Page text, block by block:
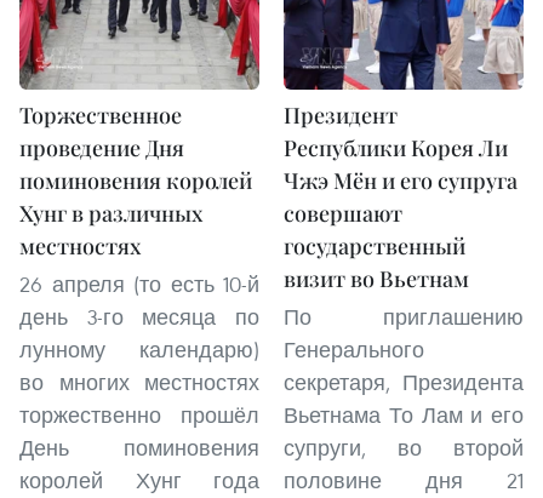
Торжественное
проведение Дня
поминовения королей
Хунг в различных
местностях
26 апреля (то есть 10-й
день 3-го месяца по
лунному календарю)
во многих местностях
торжественно прошёл
День поминовения
королей Хунг года
Президент
Республики Корея Ли
Чжэ Мён и его супруга
совершают
государственный
визит во Вьетнам
По приглашению
Генерального
секретаря, Президента
Вьетнама То Лам и его
супруги, во второй
половине дня 21